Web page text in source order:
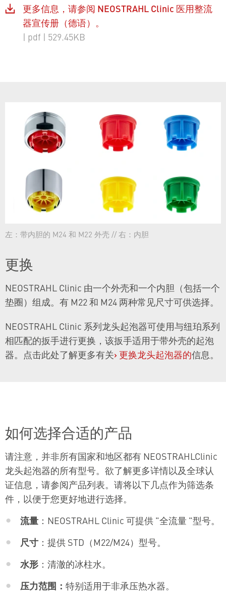
更多信息，请参阅 NEOSTRAHL Clinic 医用整流
器宣传册（德语）。
| pdf | 529.45KB
左：带内胆的 M24 和 M22 外壳 // 右：内胆
更换
NEOSTRAHL Clinic 由一个外壳和一个内胆（包括一个
垫圈）组成。有 M22 和 M24 两种常见尺寸可供选择。
NEOSTRAHL Clinic 系列龙头起泡器可使用与纽珀系列
相匹配的扳手进行更换，该扳手适用于带外壳的起泡
器。点击此处了解更多有关› 更换龙头起泡器的信息。
如何选择合适的产品
请注意，并非所有国家和地区都有 NEOSTRAHLClinic
龙头起泡器的所有型号。欲了解更多详情以及全球认
证信息，请参阅产品列表。请将以下几点作为筛选条
件，以便于您更好地进行选择。
流量 ：NEOSTRAHL Clinic 可提供 "全流量 "型号。
尺寸 ：提供 STD（M22/M24）型号。
水形 ：清澈的冰柱水。
压力范围： 特别适用于非承压热水器。